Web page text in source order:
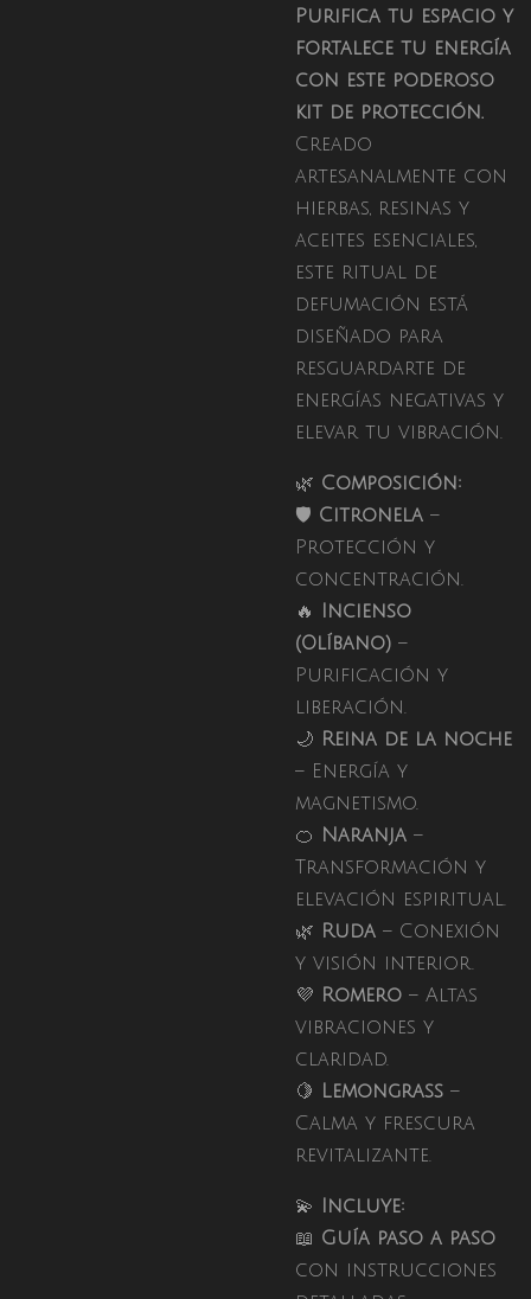
Purifica tu espacio y
fortalece tu energía
con este poderoso
kit de protección.
Creado
artesanalmente con
hierbas, resinas y
aceites esenciales,
este ritual de
defumación está
diseñado para
resguardarte de
energías negativas y
elevar tu vibración.
🌿 Composición:
🛡️ Citronela –
Protección y
concentración.
🔥
Incienso
(Olíbano) –
Purificación y
liberación.
🌙 Reina de la noche
– Energía y
magnetismo.
🍊
Naranja –
Transformación y
elevación espiritual.
🌿 Ruda – Conexión
y visión interior.
💜 Romero – Altas
vibraciones y
claridad.
🍋
Lemongrass –
Calma y frescura
revitalizante.
💫
Incluye:
📖 Guía paso a paso
con instrucciones